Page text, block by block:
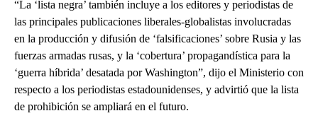
“La ‘lista negra’ también incluye a los editores y periodistas de
las principales publicaciones liberales-globalistas involucradas
en la producción y difusión de ‘falsificaciones’ sobre Rusia y las
fuerzas armadas rusas, y la ‘cobertura’ propagandística para la
‘guerra híbrida’ desatada por Washington”, dijo el Ministerio con
respecto a los periodistas estadounidenses, y advirtió que la lista
de prohibición se ampliará en el futuro.